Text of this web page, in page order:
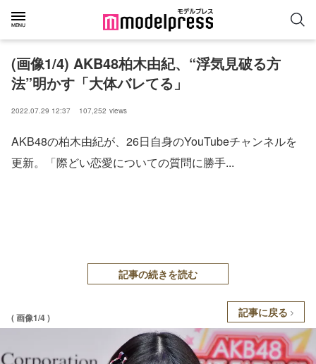
(画像1/4) AKB48柏木由紀、“浮気見破る方
法”明かす「大体バレてる」
2022.07.29 12:37 107,252 views
AKB48の柏木由紀が、26日自身のYouTubeチャンネルを
更新。「際どい恋愛についての質問に勝手...
記事の続きを読む
( 画像1/4 ) 記事に戻る